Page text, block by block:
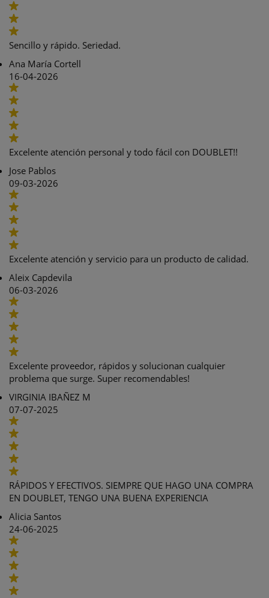
Sencillo y rápido. Seriedad.
Ana María Cortell
16-04-2026
Excelente atención personal y todo fácil con DOUBLET!!
Jose Pablos
09-03-2026
Excelente atención y servicio para un producto de calidad.
Aleix Capdevila
06-03-2026
Excelente proveedor, rápidos y solucionan cualquier
problema que surge. Super recomendables!
VIRGINIA IBAÑEZ M
07-07-2025
RÁPIDOS Y EFECTIVOS. SIEMPRE QUE HAGO UNA COMPRA
EN DOUBLET, TENGO UNA BUENA EXPERIENCIA
Alicia Santos
24-06-2025